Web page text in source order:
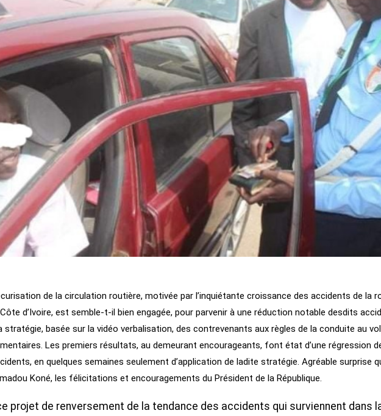
de la circulation routière, motivée par l’inquiétante croissance des accidents de la
d’Ivoire, est semble-t-il bien engagée, pour parvenir à une réduction notable desdits
stratégie, basée sur la vidéo verbalisation, des contrevenants aux règles de la conduite au
Les premiers résultats, au demeurant encourageants, font état d’une régression
en quelques semaines seulement d’application de ladite stratégie. Agréable surprise
Koné, les félicitations et encouragements du Président de la République.
projet de renversement de la tendance des accidents qui surviennent dans